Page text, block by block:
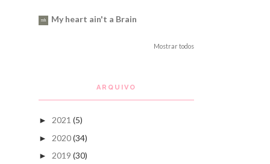
My heart ain't a Brain
Mostrar todos
ARQUIVO
► 2021 (5)
► 2020(34)
► 2019 (30)